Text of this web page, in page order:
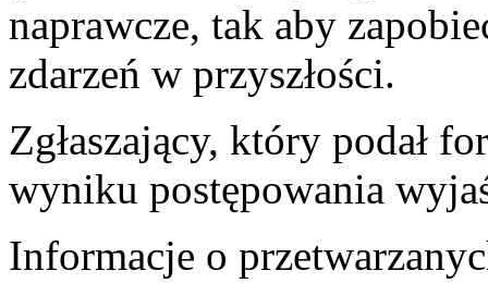
naprawcze, tak aby
zdarzeń w przyszłości.
Zgłaszający, który podał
wyniku postępowania
Informacje o